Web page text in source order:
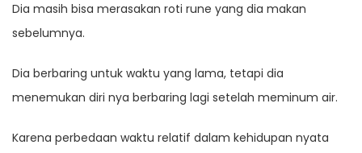
Dia masih bisa merasakan roti rune yang dia makan
sebelumnya.
Dia berbaring untuk waktu yang lama, tetapi dia
menemukan diri nya berbaring lagi setelah meminum air.
Karena perbedaan waktu relatif dalam kehidupan nyata